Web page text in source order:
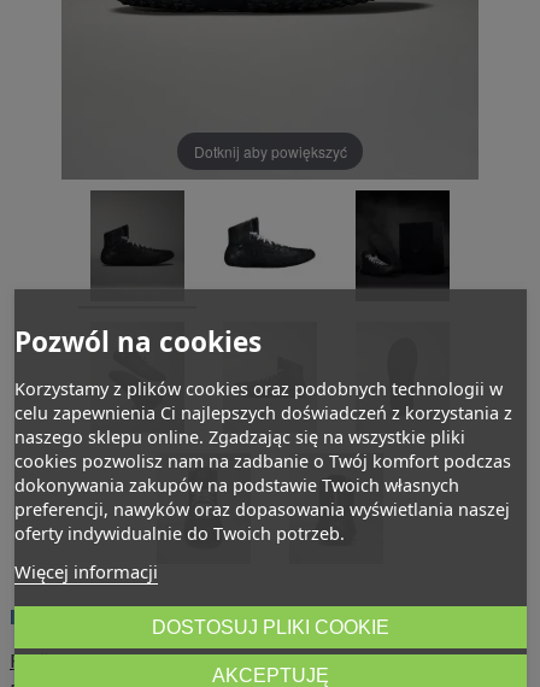
Dotknij aby powiększyć
Buty zapaśnicze Rudis SF-Tbilisi
Rudis
Pozwól na cookies
Korzystamy z plików cookies oraz podobnych technologii w
celu zapewnienia Ci najlepszych doświadczeń z korzystania z
naszego sklepu online. Zgadzając się na wszystkie pliki
cookies pozwolisz nam na zadbanie o Twój komfort podczas
dokonywania zakupów na podstawie Twoich własnych
preferencji, nawyków oraz dopasowania wyświetlania naszej
oferty indywidualnie do Twoich potrzeb.
Więcej informacji
DOSTOSUJ PLIKI COOKIE
AKCEPTUJĘ